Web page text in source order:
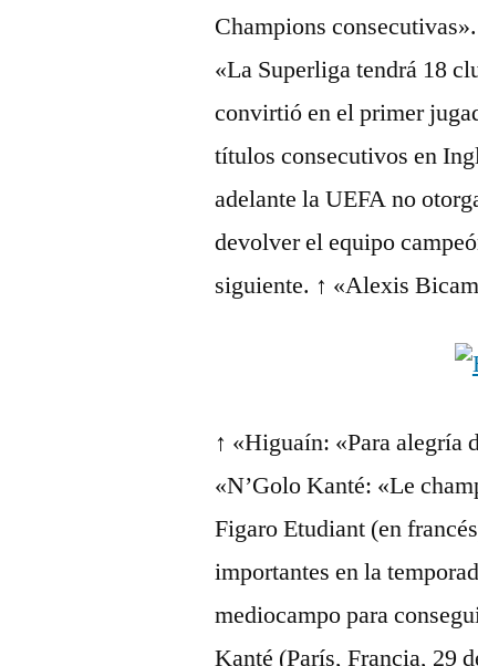
Champions
«La Superliga tendrá 18
convirtió en el primer
títulos consecutivos en
adelante la UEFA no
devolver el equipo
siguiente. ↑ «Alexis
↑ «Higuaín: «Para alegría
«N’Golo Kanté: «Le
Figaro Etudiant (en
importantes en la
mediocampo para
Kanté (París, Francia, 29